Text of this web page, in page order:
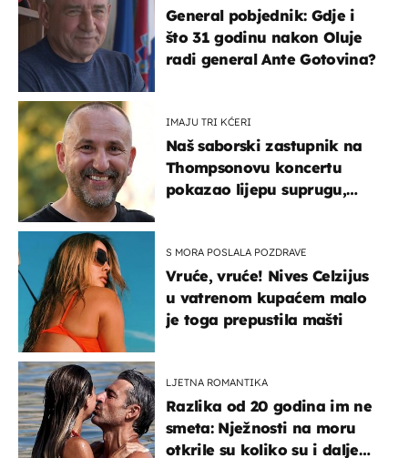
General pobjednik: Gdje i
što 31 godinu nakon Oluje
radi general Ante Gotovina?
IMAJU TRI KĆERI
Naš saborski zastupnik na
Thompsonovu koncertu
pokazao lijepu suprugu,
S MORA POSLALA POZDRAVE
Vruće, vruće! Nives Celzijus
u vatrenom kupaćem malo
je toga prepustila mašti
LJETNA ROMANTIKA
Razlika od 20 godina im ne
smeta: Nježnosti na moru
otkrile su koliko su i dalje